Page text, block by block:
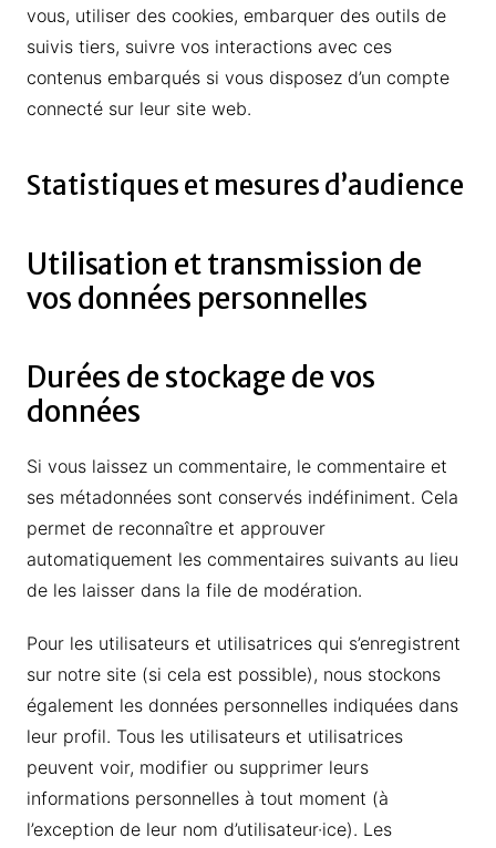
vous, utiliser des cookies, embarquer des outils de
suivis tiers, suivre vos interactions avec ces
contenus embarqués si vous disposez d’un compte
connecté sur leur site web.
Statistiques et mesures d’audience
Utilisation et transmission de
vos données personnelles
Durées de stockage de vos
données
Si vous laissez un commentaire, le commentaire et
ses métadonnées sont conservés indéfiniment. Cela
permet de reconnaître et approuver
automatiquement les commentaires suivants au lieu
de les laisser dans la file de modération.
Pour les utilisateurs et utilisatrices qui s’enregistrent
sur notre site (si cela est possible), nous stockons
également les données personnelles indiquées dans
leur profil. Tous les utilisateurs et utilisatrices
peuvent voir, modifier ou supprimer leurs
informations personnelles à tout moment (à
l’exception de leur nom d’utilisateur·ice). Les